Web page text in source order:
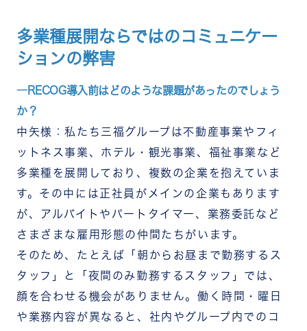
多業種展開ならではのコミュニケー
ションの弊害
―RECOG導入前はどのような課題があったのでしょう
か？
中矢様：私たち三福グループは不動産事業やフィ
ットネス事業、ホテル・観光事業、福祉事業など
多業種を展開しており、複数の企業を抱えていま
す。その中には正社員がメインの企業もあります
が、アルバイトやパートタイマー、業務委託など
さまざまな雇用形態の仲間たちがいます。
そのため、たとえば「朝からお昼まで勤務するス
タッフ」と「夜間のみ勤務するスタッフ」では、
顔を合わせる機会がありません。働く時間・曜日
や業務内容が異なると、社内やグループ内でのコ